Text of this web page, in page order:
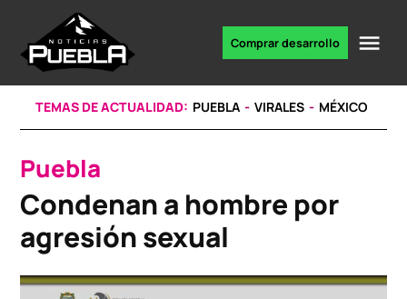
content
noticias
Comprar desarrollo
TEMAS DE ACTUALIDAD: PUEBLA VIRALES MÉXICO
POSTED
IN
Puebla
Condenan a hombre por
agresión sexual